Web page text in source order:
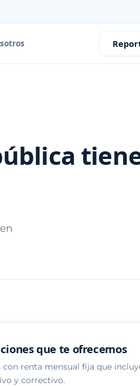
que te ofrecemos
con renta mensual fija que
y correctivo.